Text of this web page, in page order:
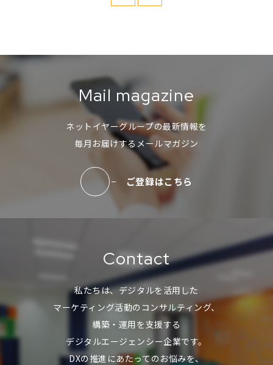
Mail magazine
ネットイヤーグループの最新情報を
毎月お届けするメールマガジン
ご登録はこちら
Contact
私たちは、デジタルを活用した
マーケティング活動のコンサルティング、
構築・運用を支援する
デジタルエージェンシー企業です。
DXの推進にあたってのお悩みを、